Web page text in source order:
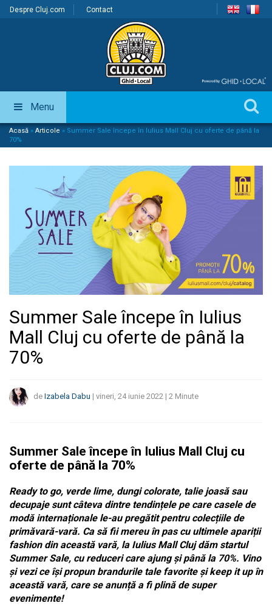
Despre Cluj.com Contact
Menu
Acasă » Articole » Summer Sale începe în Iulius Mall Cluj cu oferte de până la
70%
Summer Sale începe în Iulius
Mall Cluj cu oferte de până la
70%
de Izabela Dabu | vineri, 24 iunie 2022 | 2 Minute
Summer Sale începe în Iulius Mall Cluj cu
oferte de până la 70%
Ready to go, verde lime, dungi colorate, talie joasă sau
decupaje sunt câteva dintre tendințele pe care casele de
modă internaționale le-au pregătit pentru colecțiile de
primăvară-vară. Ca să fii mereu în pas cu ultimele apariții
fashion din această vară, la Iulius Mall Cluj dăm startul
Summer Sale, cu reduceri care ajung și până la 70%. Vino
și vezi ce își propun brandurile tale favorite și keep it up în
această vară, care se anunță a fi plină de super
evenimente!